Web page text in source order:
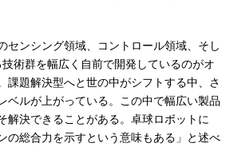
ンシング領域、コントロール領域、そし
術群を幅広く自前で開発しているのがオ
課題解決型へと世の中がシフトする中、さ
ベルが上がっている。この中で幅広い製品
解決できることがある。卓球ロボットに
の総合力を示すという意味もある」と述べ